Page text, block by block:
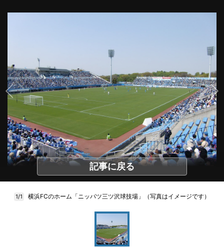
記事に戻る
1/1 横浜FCのホーム「ニッパツ三ツ沢球技場」（写真はイメージです）